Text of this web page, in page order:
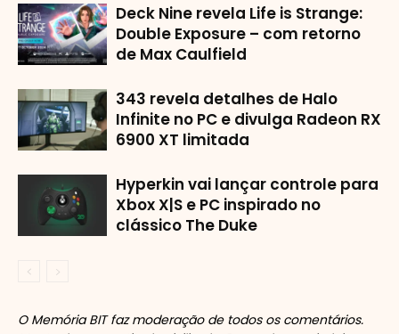
Deck Nine revela Life is Strange:
Double Exposure – com retorno
de Max Caulfield
343 revela detalhes de Halo
Infinite no PC e divulga Radeon RX
6900 XT limitada
Hyperkin vai lançar controle para
Xbox X|S e PC inspirado no
clássico The Duke
O Memória BIT faz moderação de todos os comentários.